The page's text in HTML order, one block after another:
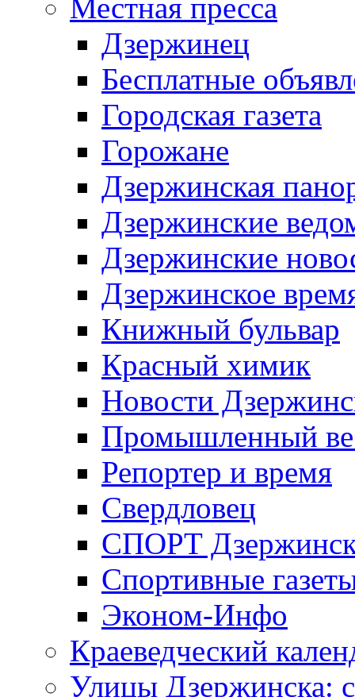
Местная пресса
Дзержинец
Бесплатные
Городская газета
Горожане
Дзержинская
Дзержинские
Дзержинские
Дзержинское
Книжный бульвар
Красный химик
Новости
Промышленный
Репортер и время
Свердловец
СПОРТ
Спортивные
Эконом-Инфо
Краеведческий
Улицы Дзержинска: